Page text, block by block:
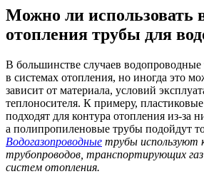
Можно ли использовать
отопления трубы для
В большинстве случаев
в системах отопления, но иногда это
зависит от материала, условий
теплоносителя. К примеру,
подходят для контура отопления из-за
а полипропиленовые трубы подойдут
Водогазопроводные трубы используют
трубопроводов, транспортирующих
систем отопления.